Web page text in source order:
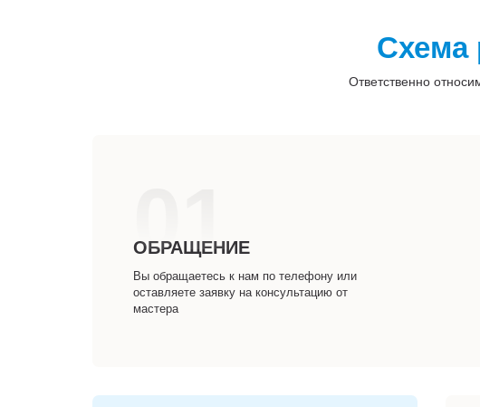
Схема
Ответственно
01
ОБРАЩЕНИЕ
Вы обращаетесь к нам по телефону или
оставляете заявку на консультацию от
мастера